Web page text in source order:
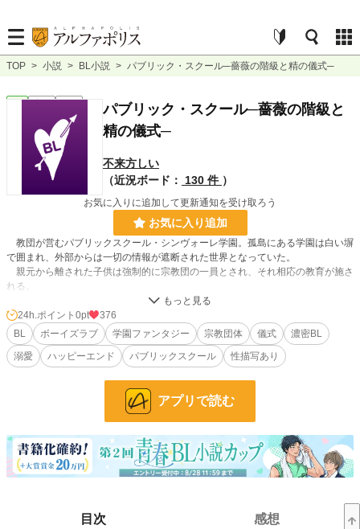
TOP > 小説 > BL小説 > パブリック・スクール─薔薇の階級と精の儀式─
BL 完結 長編
パブリック・スクール─薔薇の階級と
精の儀式─
不来方しい
（近況ボード：
130 件 ）
お気に入りに追加して更新通知を受け取ろう
お気に入り追加
教団が営むパブリックスクール・シンヴォーレ学園。孤島にある学園は白い塀
で囲まれ、外部からは一切の情報が遮断された世界となっていた。
親元から離された子供は強制的に宗教団の一員とされ、それ相応の教育が施さ
れる。
十八歳になる頃、学園では神のお告げを聞く役割である神の御子を決める儀式
が行われる。必ずなれるわけでもなく、適正のある生徒が選ばれると予備生とし
て特別な授業と儀式を受けることになり、残念ながらクリスも選ばれてしまっ
た。
神を崇める教団というのは真っ赤な嘘で、予備生に選ばれてしまったクリスは
持ちで絶望の淵に立たされた。
今年から新しく学園へ配属されたリチャードは、クリスの学年の監督官とな
る。横暴で無愛想、教団の犬かと思いきや、教団の魔の手からなにかとクリスを
定を組もうと話を持ちかけてきた。疑問に思うクリスだが、どうしても味方が必
要性あるクリスとしては、どんな見返りを求められても承諾するしかなかった。
ナイトとなったリチャードに、クリスは次第に惹かれていき……。
24h.ポイント 0pt
376
BL
ボーイズラブ 学園ファンタジー 宗教団体 儀式
濃密BL
溺愛
ハッピーエンド パブリックスクール 性描写あり
アプリで読む
目次 感想